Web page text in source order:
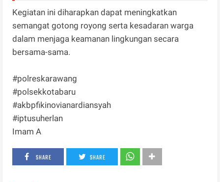
Kegiatan ini diharapkan dapat meningkatkan
semangat gotong royong serta kesadaran warga
dalam menjaga keamanan lingkungan secara
bersama-sama.
#polreskarawang
#polsekkotabaru
#akbpfikinovianardiansyah
#iptusuherlan
Imam A
SHARE SHARE